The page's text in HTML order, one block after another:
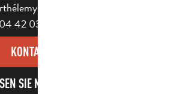
- 13400 Aubagne
04 42 03 49 98
KONTAKT
SIE NICHT UNSEREN